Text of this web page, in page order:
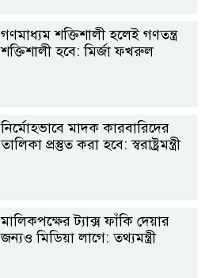
গণমাধ্যম শক্তিশালী হলেই গণতন্ত্র
শক্তিশালী হবে: মির্জা ফখরুল
নির্মোহভাবে মাদক কারবারিদের
তালিকা প্রস্তুত করা হবে: স্বরাষ্ট্রমন্ত্রী
মালিকপক্ষের ট্যাক্স ফাঁকি দেয়ার
জন্যও মিডিয়া লাগে: তথ্যমন্ত্রী